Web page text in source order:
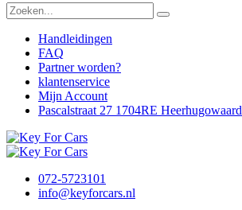
Handleidingen
FAQ
Partner worden?
klantenservice
Mijn Account
Pascalstraat 27 1704RE Heerhugowaard
072-5723101
info@keyforcars.nl